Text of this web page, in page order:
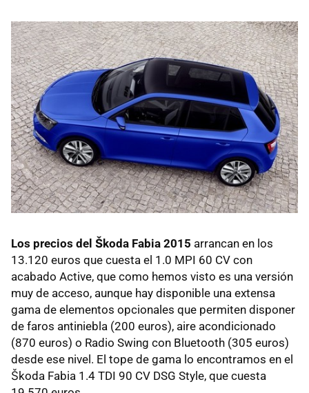
Los precios del Škoda Fabia 2015 arrancan en los
13.120 euros que cuesta el 1.0 MPI 60 CV con
acabado Active, que como hemos visto es una versión
muy de acceso, aunque hay disponible una extensa
gama de elementos opcionales que permiten disponer
de faros antiniebla (200 euros), aire acondicionado
(870 euros) o Radio Swing con Bluetooth (305 euros)
desde ese nivel. El tope de gama lo encontramos en el
Škoda Fabia 1.4 TDI 90 CV DSG Style, que cuesta